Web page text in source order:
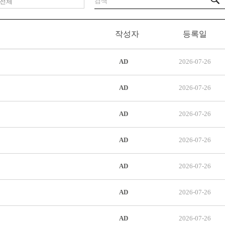
작성자 등록일
AD 2026-07-26
AD 2026-07-26
AD 2026-07-26
AD 2026-07-26
AD 2026-07-26
AD 2026-07-26
AD 2026-07-26